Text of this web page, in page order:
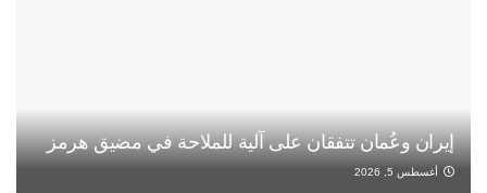
إيران وعُمان تتفقان على آلية للملاحة في مضيق هرمز
أغسطس 5, 2026